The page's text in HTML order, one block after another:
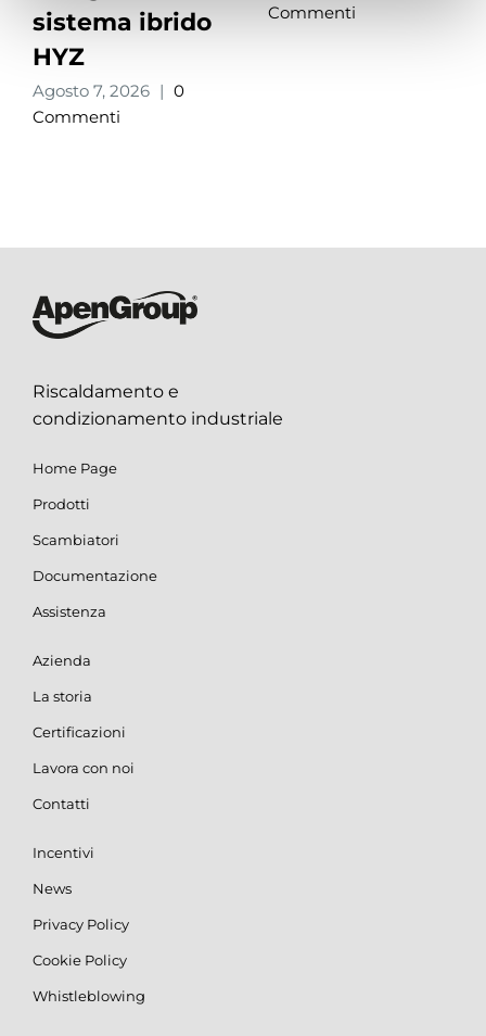
sistema ibrido
HYZ
Agosto 7, 2026 | 0
Commenti
Commenti
Riscaldamento e
condizionamento industriale
Home Page
Prodotti
Scambiatori
Documentazione
Assistenza
Azienda
La storia
Certificazioni
Lavora con noi
Contatti
Incentivi
News
Privacy Policy
Cookie Policy
Whistleblowing